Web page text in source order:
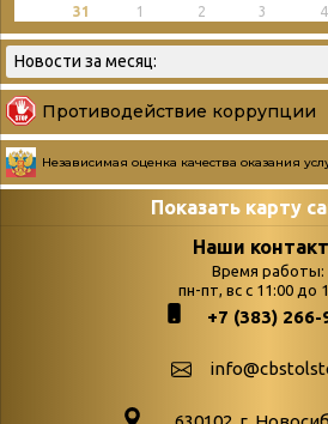
31
1 2 3 4
Противодействие коррупции
Независимая оценка качества оказания
Показать карту
Страницы
podvedenie-itogov-festivalya-
paskhalnaya-palitra
Наши
Время работы:
пн-пт, вс с 11:00 до
+7 (383) 266-